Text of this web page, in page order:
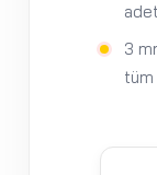
3
tüm